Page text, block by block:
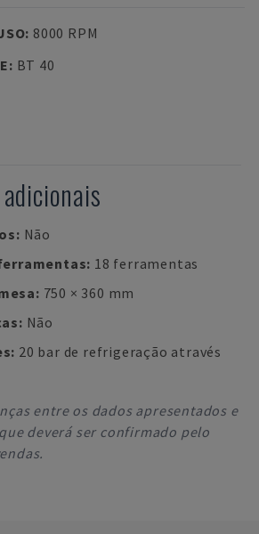
: 8000 RPM
: BT 40
Não
18 ferramentas
750 × 360 mm
Não
20 bar de refrigeração através
entre os dados apresentados e
deverá ser confirmado pelo